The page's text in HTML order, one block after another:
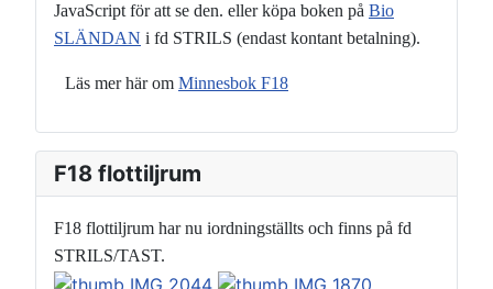
JavaScript för att se den. eller köpa boken på Bio
SLÄNDAN i fd STRILS (endast kontant betalning).
Läs mer här om Minnesbok F18
F18 flottiljrum
F18 flottiljrum har nu iordningställts och finns på fd
STRILS/TAST.